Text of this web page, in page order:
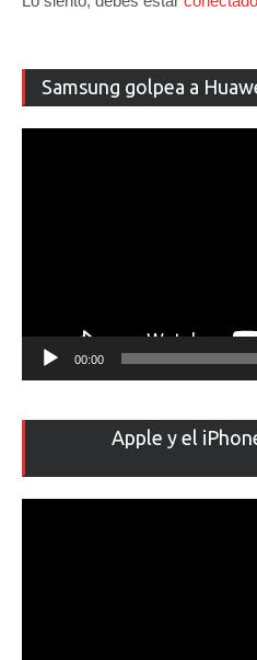
Samsung golpea a
00:00
Apple y el